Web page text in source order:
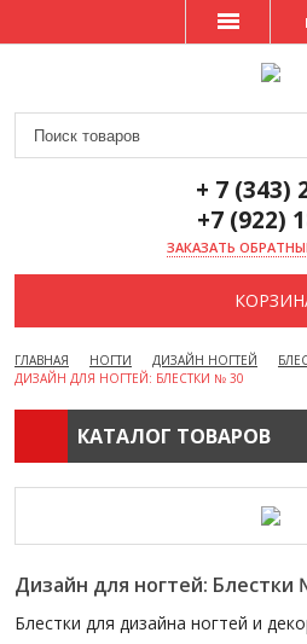
+ 7 (343)
+7 (922)
ЗАКАЗАТЬ
ГЛАВНАЯ НОГТИ ДИЗАЙН НОГТЕЙ
ДИЗАЙН ДЛЯ НОГТЕЙ: БЛЕСТКИ № 30
КАТАЛОГ ТОВАРОВ
Дизайн для ногтей: Блестки
Блестки для дизайна ногтей и